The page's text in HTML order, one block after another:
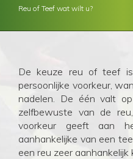
Reu of Teef wat wilt u?
De keuze reu of teef
persoonlijke voorkeur,
nadelen. De één valt
zelfbewuste van de
voorkeur geeft aan
aanhankelijke van een
een reu zeer aanhankelijk